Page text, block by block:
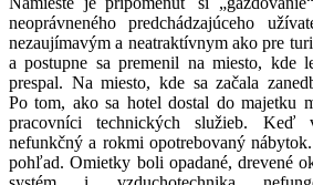
neoprávneného predchádzajúceho
nezaujímavým a neatraktívnym ako pre
a postupne sa premenil na miesto, kde
prespal. Na miesto, kde sa začala
Po tom, ako sa hotel dostal do majetku
pracovníci technických služieb. Keď
nefunkčný a rokmi opotrebovaný
pohľad. Omietky boli opadané, drevené